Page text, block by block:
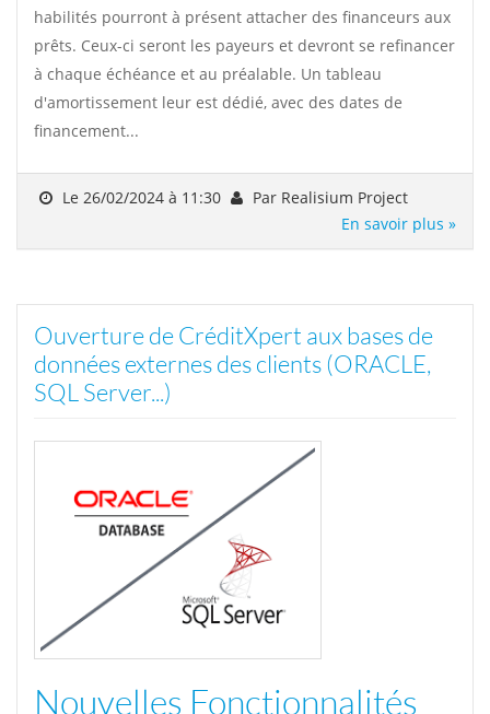
habilités pourront à présent attacher des financeurs aux
prêts. Ceux-ci seront les payeurs et devront se refinancer
à chaque échéance et au préalable. Un tableau
d'amortissement leur est dédié, avec des dates de
financement...
Le 26/02/2024 à 11:30
Par Realisium Project
En savoir plus »
Ouverture de CréditXpert aux bases de
données externes des clients (ORACLE,
SQL Server...)
Nouvelles Fonctionnalités